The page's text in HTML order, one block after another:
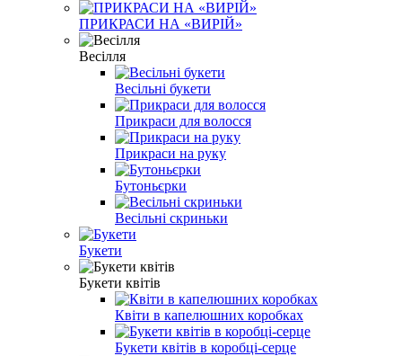
ПРИКРАСИ НА «ВИРІЙ»
Весілля
Весільні букети
Прикраси для волосся
Прикраси на руку
Бутоньєрки
Весільні скриньки
Букети
Букети квітів
Квіти в капелюшних коробках
Букети квітів в коробці-серце